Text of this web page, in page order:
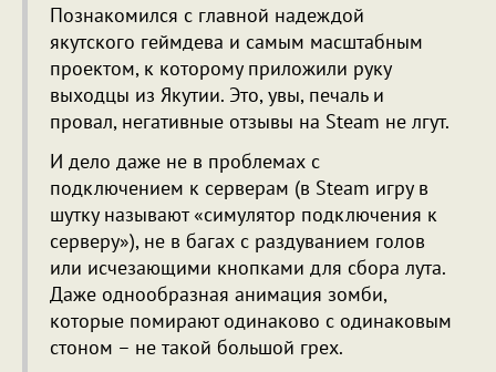
Познакомился с главной надеждой
якутского геймдева и самым масштабным
проектом, к которому приложили руку
выходцы из Якутии. Это, увы, печаль и
провал, негативные отзывы на Steam не лгут.
И дело даже не в проблемах с
подключением к серверам (в Steam игру в
шутку называют «симулятор подключения к
серверу»), не в багах с раздуванием голов
или исчезающими кнопками для сбора лута.
Даже однообразная анимация зомби,
которые помирают одинаково с одинаковым
стоном – не такой большой грех.